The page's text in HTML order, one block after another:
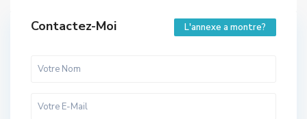
Contactez-Moi L'annexe a montre?